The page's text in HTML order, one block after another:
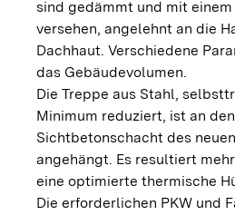
sind gedämmt und mit
versehen, angelehnt an die
Dachhaut. Verschiedene
das Gebäudevolumen.
Die Treppe aus Stahl,
Minimum reduziert, ist an
Sichtbetonschacht des
angehängt. Es resultiert
eine optimierte thermische
Die erforderlichen PKW und